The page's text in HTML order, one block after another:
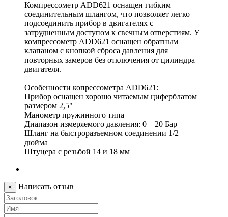
Компрессометр ADD621 оснащен гибким
соединительным шлангом, что позволяет легко
подсоединить прибор в двигателях с
затрудненным доступом к свечным отверстиям. У
компрессометр ADD621 оснащен обратным
клапаном с кнопкой сброса давления для
повторных замеров без отключения от цилиндра
двигателя.
Особенности копрессометра ADD621:
Прибор оснащен хорошо читаемым циферблатом
размером 2,5"
Манометр пружинного типа
Диапазон измеряемого давления: 0 – 20 Бар
Шланг на быстроразъемном соединении 1/2
дюйма
Штуцера с резьбой 14 и 18 мм
× Написать отзыв